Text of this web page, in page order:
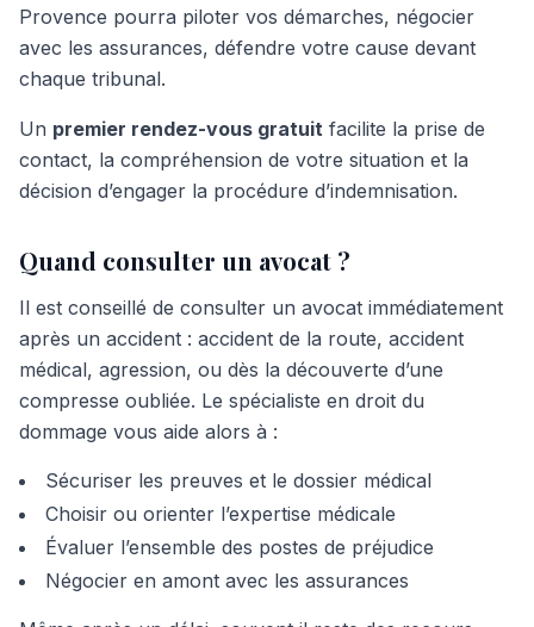
Provence pourra piloter vos démarches, négocier
avec les assurances, défendre votre cause devant
chaque tribunal.
Un premier rendez-vous gratuit facilite la prise de
contact, la compréhension de votre situation et la
décision d’engager la procédure d’indemnisation.
Quand consulter un avocat ?
Il est conseillé de consulter un avocat immédiatement
après un accident : accident de la route, accident
médical, agression, ou dès la découverte d’une
compresse oubliée. Le spécialiste en droit du
dommage vous aide alors à :
Sécuriser les preuves et le dossier médical
Choisir ou orienter l’expertise médicale
Évaluer l’ensemble des postes de préjudice
Négocier en amont avec les assurances